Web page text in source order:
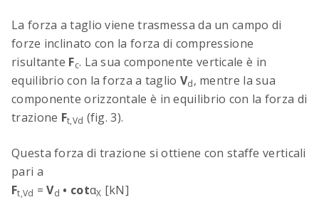
La forza a taglio viene trasmessa da un campo di
forze inclinato con la forza di compressione
risultante Fc. La sua componente verticale è in
equilibrio con la forza a taglio Vd, mentre la sua
componente orizzontale è in equilibrio con la forza di
trazione Ft,Vd (fig. 3).
Questa forza di trazione si ottiene con staffe verticali
pari a
Ft,Vd =Vd • cotαX [kN]